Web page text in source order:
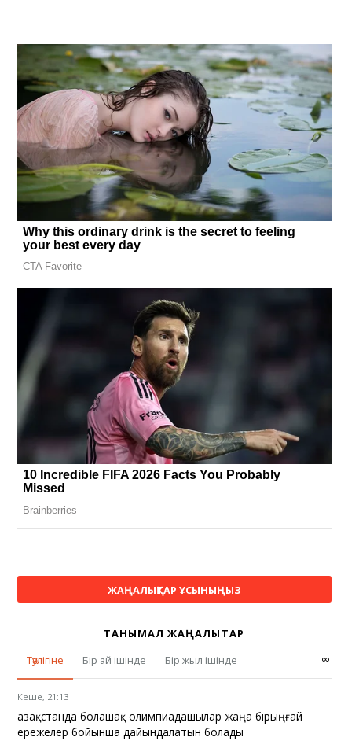
ЖАҢАЛЫҚТАР ҰСЫНЫҢЫЗ
ТАНЫМАЛ ЖАҢАЛЫҚТАР
Тәулігіне
Бір ай ішінде Бір жыл ішінде ∞
Кеше, 21:13
Қазақстанда болашақ олимпиадашылар жаңа бірыңғай
ережелер бойынша дайындалатын болады